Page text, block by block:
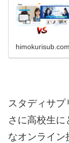
himokurisub.com
スタディサプ
さに高校生
なオンライン